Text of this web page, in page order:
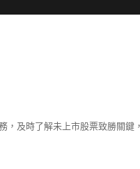
及時了解未上市股票致勝關